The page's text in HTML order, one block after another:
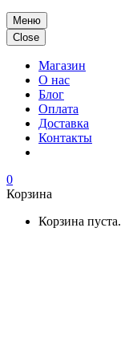
Меню
Close
Магазин
О нас
Блог
Оплата
Доставка
Контакты
0
Корзина
Корзина пуста.